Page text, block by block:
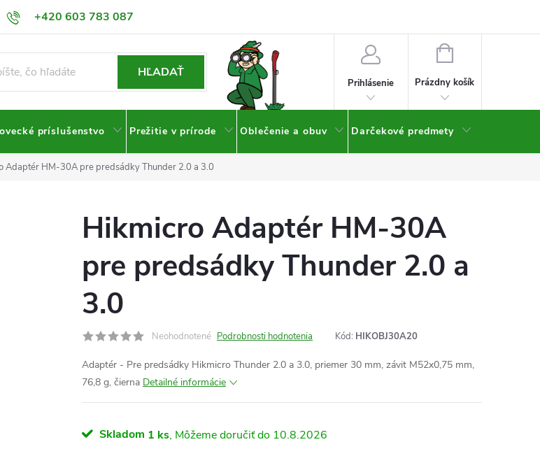
+420 603 783 087
HĽADAŤ
Prihlásenie
NÁKUPNÝ
Prázdny košík
príslušenstvo Prežitie v prírode Oblečenie a obuv Darčekové predmety
Adaptér HM-30A pre predsádky Thunder 2.0 a 3.0
Hikmicro Adaptér HM-30A
pre predsádky Thunder 2.0 a
3.0
Neohodnotené Podrobnosti hodnotenia Kód: HIKOBJ30A20
Adaptér - Pre predsádky Hikmicro Thunder 2.0 a 3.0, priemer 30 mm, závit M52x0,75 mm,
76,8 g, čierna Detailné informácie
Skladom 1 ks 10.8.2026